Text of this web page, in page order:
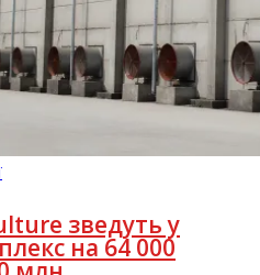
зведуть у
на 64 000